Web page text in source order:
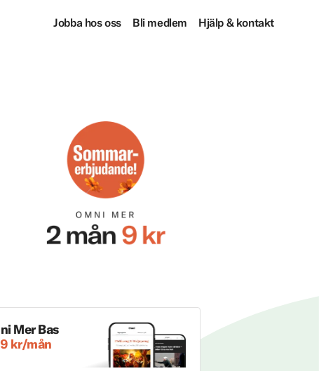
Jobba hos oss Bli medlem Hjälp & kontakt
Mer Bas
kr/mån